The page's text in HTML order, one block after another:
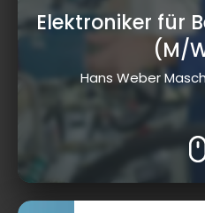
Elektroniker für
(M/
Hans Weber